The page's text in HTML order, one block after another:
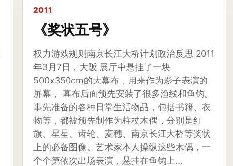
2011
《奖状五号》
权力游戏规则南京长江大桥计划政治反思 2011
年3月7日，大阪 展厅中悬挂了一块
500x350cm的大幕布，用来作为影子表演的
屏幕， 幕布后面预先安装了很多渔线和鱼钩。
事先准备的各种日常生活物品，包括书籍、衣
物等，都被预先制作为柱杖木偶，分别是红
旗、星星、齿轮、麦穗、南京长江大桥等奖状
上的必备图像。艺术家本人操纵这些木偶，一
个个第依次出场表演，悬挂在鱼钩上...